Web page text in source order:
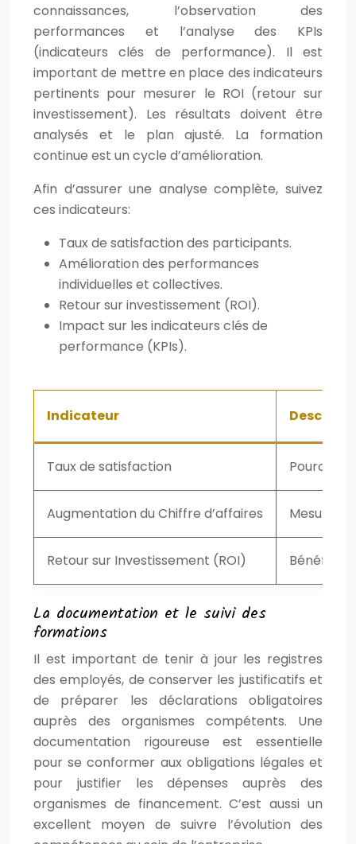
connaissances, l’observation des
performances et l’analyse des KPIs
(indicateurs clés de performance). Il est
important de mettre en place des indicateurs
pertinents pour mesurer le ROI (retour sur
investissement). Les résultats doivent être
analysés et le plan ajusté. La formation
continue est un cycle d’amélioration.
Afin d’assurer une analyse complète, suivez
ces indicateurs:
Taux de satisfaction des participants.
Amélioration des performances
individuelles et collectives.
Retour sur investissement (ROI).
Impact sur les indicateurs clés de
performance (KPIs).
Indicateur
Taux de satisfaction
Augmentation du Chiffre d’affaires Mesure
Retour sur Investissement (ROI) Bénéfices
La documentation et le suivi des
formations
Il est important de tenir à jour les registres
des employés, de conserver les justificatifs et
de préparer les déclarations obligatoires
auprès des organismes compétents. Une
documentation rigoureuse est essentielle
pour se conformer aux obligations légales et
pour justifier les dépenses auprès des
organismes de financement. C’est aussi un
excellent moyen de suivre l’évolution des